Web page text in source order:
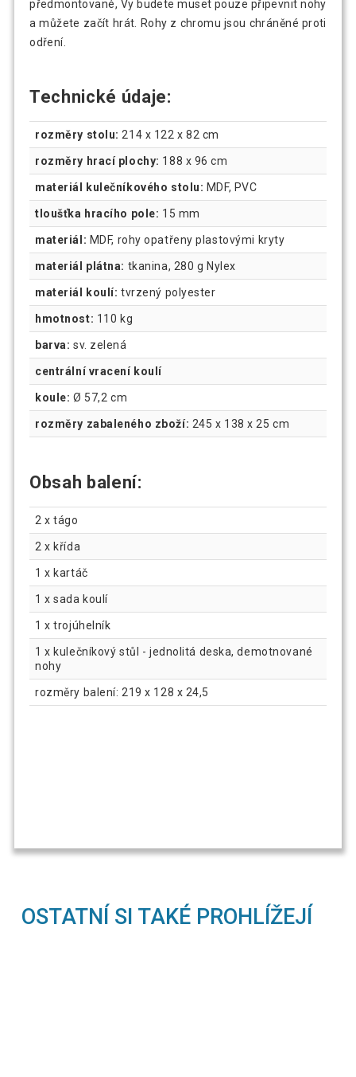
předmontované, Vy budete muset pouze připevnit nohy
a můžete začít hrát. Rohy z chromu jsou chráněné proti
odření.
Technické údaje:
rozměry stolu: 214 x 122 x 82 cm
rozměry hrací plochy: 188 x 96 cm
materiál kulečníkového stolu: MDF, PVC
tloušťka hracího pole: 15 mm
materiál: MDF, rohy opatřeny plastovými kryty
materiál plátna: tkanina, 280 g Nylex
materiál koulí: tvrzený polyester
hmotnost: 110 kg
barva:sv. zelená
centrální vracení koulí
koule: Ø 57,2 cm
rozměry zabaleného zboží: 245 x 138 x 25 cm
Obsah balení:
2 x tágo
2 x křída
1 x kartáč
1 x sada koulí
1 x trojúhelník
1 x kulečníkový stůl - jednolitá deska, demotnované
nohy
rozměry balení: 219 x 128 x 24,5
OSTATNÍ SI TAKÉ PROHLÍŽEJÍ